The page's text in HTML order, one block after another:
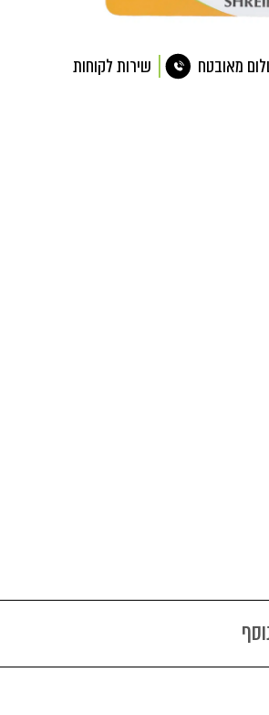
מאובטח שירות לקוחות